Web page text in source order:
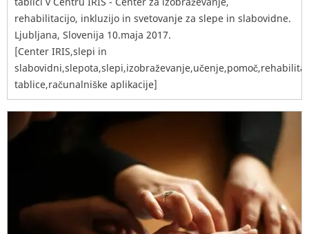
rehabilitacijo, inkluzijo in svetovanje za slepe in slabovidne.
Ljubljana, Slovenija 10.maja 2017.
[Center IRIS,slepi in
tablice,računalniške aplikacije]